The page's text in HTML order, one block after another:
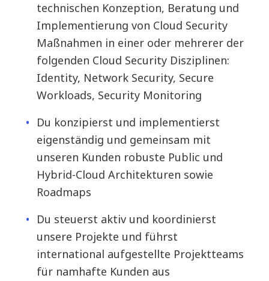
technischen Konzeption, Beratung und
Implementierung von Cloud Security
Maßnahmen in einer oder mehrerer der
folgenden Cloud Security Disziplinen:
Identity, Network Security, Secure
Workloads, Security Monitoring
Du konzipierst und implementierst
eigenständig und gemeinsam mit
unseren Kunden robuste Public und
Hybrid-Cloud Architekturen sowie
Roadmaps
Du steuerst aktiv und koordinierst
unsere Projekte und führst
international aufgestellte Projektteams
für namhafte Kunden aus